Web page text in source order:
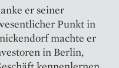
er seiner
Punkt in
machte er
in Berlin,